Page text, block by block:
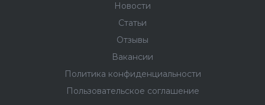
Новости
Статьи
Отзывы
Вакансии
Политика конфиденциальности
Пользовательское соглашение